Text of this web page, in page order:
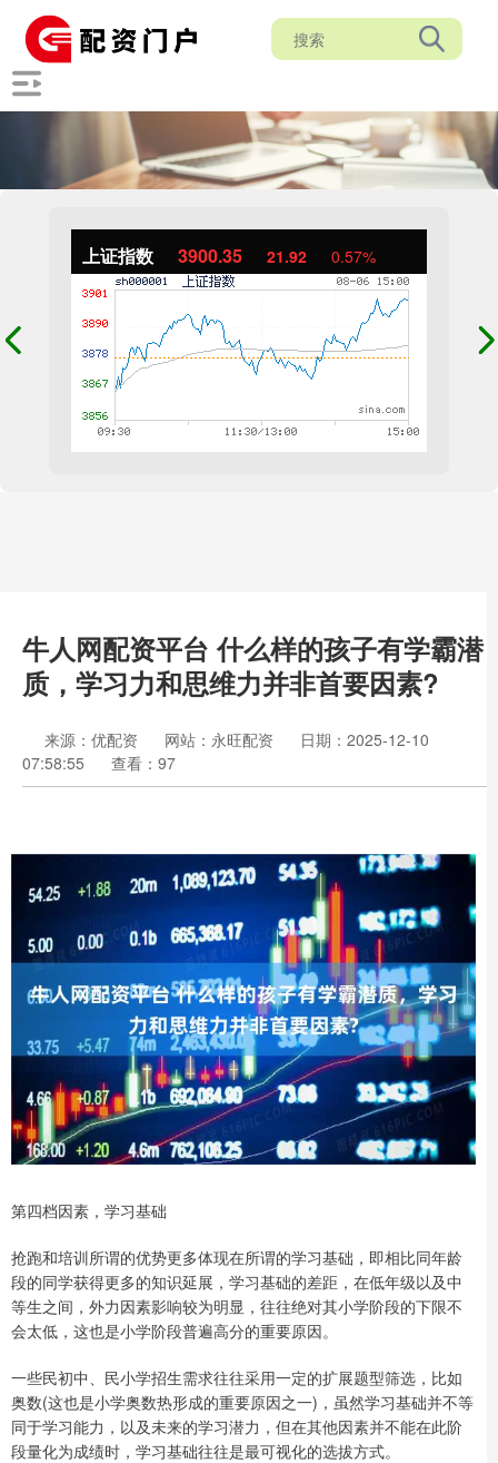
上证指数 3900.35 21.92 0.57%
牛人网配资平台 什么样的孩子有学霸潜
质，学习力和思维力并非首要因素?
来源：优配资 网站：永旺配资
日期：2025-12-10
07:58:55
查看：97
第四档因素，学习基础
抢跑和培训所谓的优势更多体现在所谓的学习基础，即相比同年龄
段的同学获得更多的知识延展，学习基础的差距，在低年级以及中
等生之间，外力因素影响较为明显，往往绝对其小学阶段的下限不
会太低，这也是小学阶段普遍高分的重要原因。
一些民初中、民小学招生需求往往采用一定的扩展题型筛选，比如
奥数(这也是小学奥数热形成的重要原因之一)，虽然学习基础并不等
同于学习能力，以及未来的学习潜力，但在其他因素并不能在此阶
段量化为成绩时，学习基础往往是最可视化的选拔方式。